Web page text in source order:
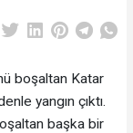
boşaltan Katar
yangın çıktı.
başka bir